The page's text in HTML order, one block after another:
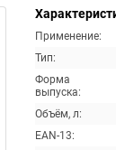
Применение:
Тип:
Форма
выпуска:
Объём, л:
EAN-13: